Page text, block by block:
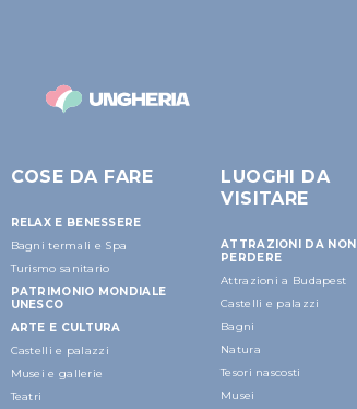
COSE DA FARE
RELAX E BENESSERE
Bagni termali e Spa
Turismo sanitario
PATRIMONIO MONDIALE
UNESCO
ARTE E CULTURA
Castelli e palazzi
Musei e gallerie
Teatri
LUOGHI DA
VISITARE
ATTRAZIONI DA NON
PERDERE
Attrazioni a Budapest
Castelli e palazzi
Bagni
Natura
Tesori nascosti
Musei